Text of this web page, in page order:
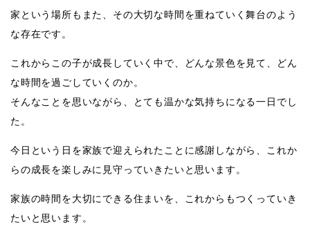
家という場所もまた、その大切な時間を重ねていく舞台のよう
な存在です。
これからこの子が成長していく中で、どんな景色を見て、どん
な時間を過ごしていくのか。
そんなことを思いながら、とても温かな気持ちになる一日でし
た。
今日という日を家族で迎えられたことに感謝しながら、これか
らの成長を楽しみに見守っていきたいと思います。
家族の時間を大切にできる住まいを、これからもつくっていき
たいと思います。